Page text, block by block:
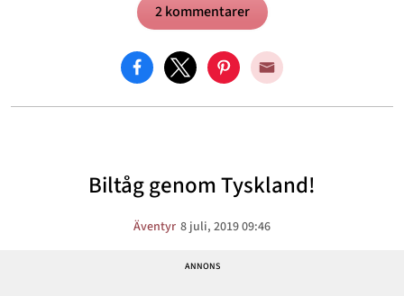
2 kommentarer
Biltåg genom Tyskland!
Äventyr 8 juli, 2019 09:46